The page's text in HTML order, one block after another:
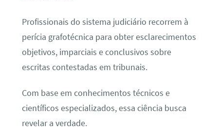
Profissionais do sistema judiciário recorrem à
perícia grafotécnica para obter esclarecimentos
objetivos, imparciais e conclusivos sobre
escritas contestadas em tribunais.
Com base em conhecimentos técnicos e
científicos especializados, essa ciência busca
revelar a verdade.